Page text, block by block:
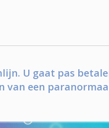
U gaat pas
van een